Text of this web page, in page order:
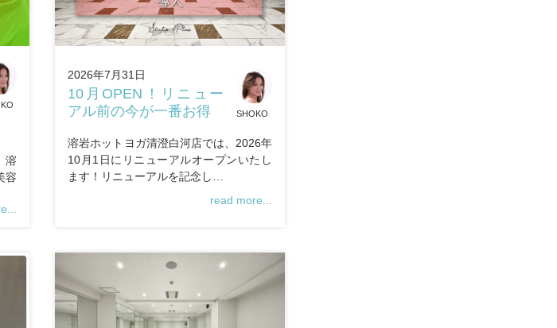
溶
容
2026年7月31日
10月OPEN！リニュー
アル前の今が一番お得
SHOKO
溶岩ホットヨガ清澄白河店では、2026年
10月1日にリニューアルオープンいたし
ます！リニューアルを記念し…
read more...